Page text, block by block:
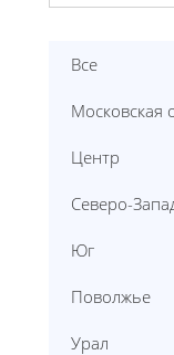
Все
Московская
Центр
Северо-
Юг
Поволжье
Урал